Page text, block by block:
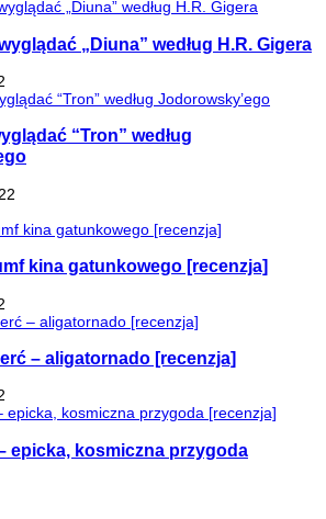
„Diuna” według H.R. Gigera
“Tron” według
kina gatunkowego [recenzja]
– aligatornado [recenzja]
epicka, kosmiczna przygoda